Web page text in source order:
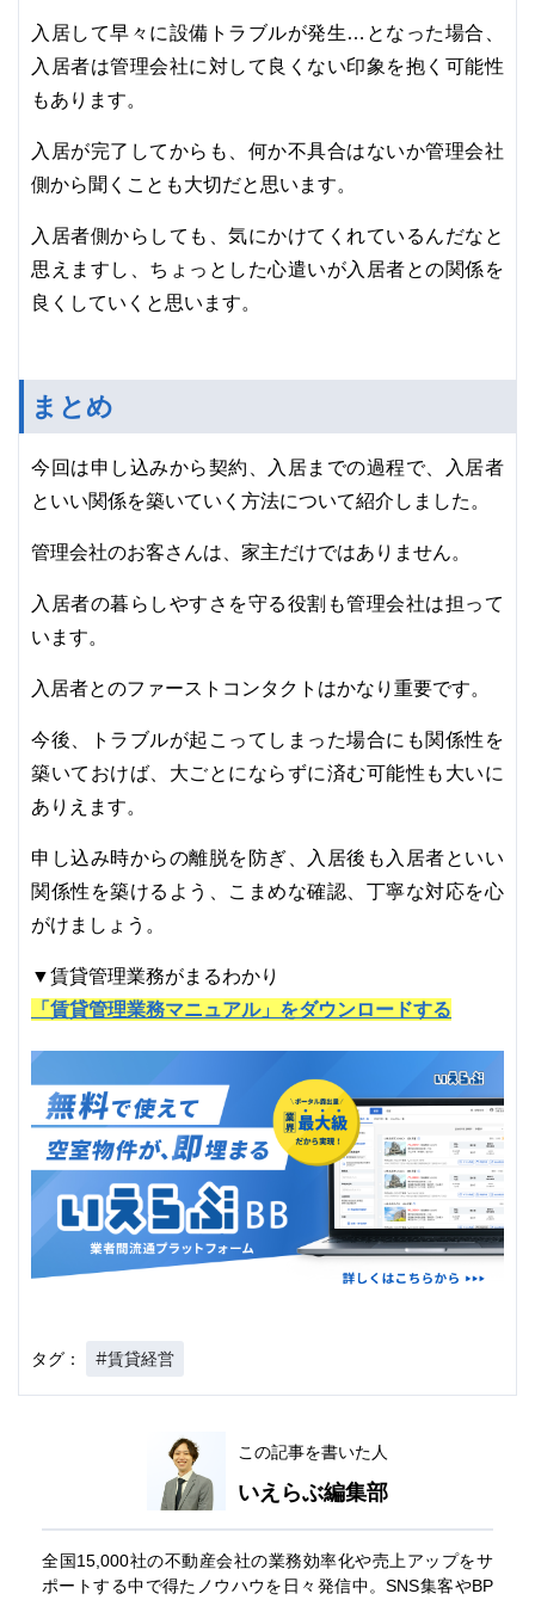
入居して早々に設備トラブルが発生…となった場合、
入居者は管理会社に対して良くない印象を抱く可能性
もあります。
入居が完了してからも、何か不具合はないか管理会社
側から聞くことも大切だと思います。
入居者側からしても、気にかけてくれているんだなと
思えますし、ちょっとした心遣いが入居者との関係を
良くしていくと思います。
まとめ
今回は申し込みから契約、入居までの過程で、入居者
といい関係を築いていく方法について紹介しました。
管理会社のお客さんは、家主だけではありません。
入居者の暮らしやすさを守る役割も管理会社は担って
います。
入居者とのファーストコンタクトはかなり重要です。
今後、トラブルが起こってしまった場合にも関係性を
築いておけば、大ごとにならずに済む可能性も大いに
ありえます。
申し込み時からの離脱を防ぎ、入居後も入居者といい
関係性を築けるよう、こまめな確認、丁寧な対応を心
がけましょう。
▼賃貸管理業務がまるわかり
「賃貸管理業務マニュアル」をダウンロードする
タグ： #賃貸経営
この記事を書いた人
いえらぶ編集部
全国15,000社の不動産会社の業務効率化や売上アップをサ
ポートする中で得たノウハウを日々発信中。SNS集客やBP